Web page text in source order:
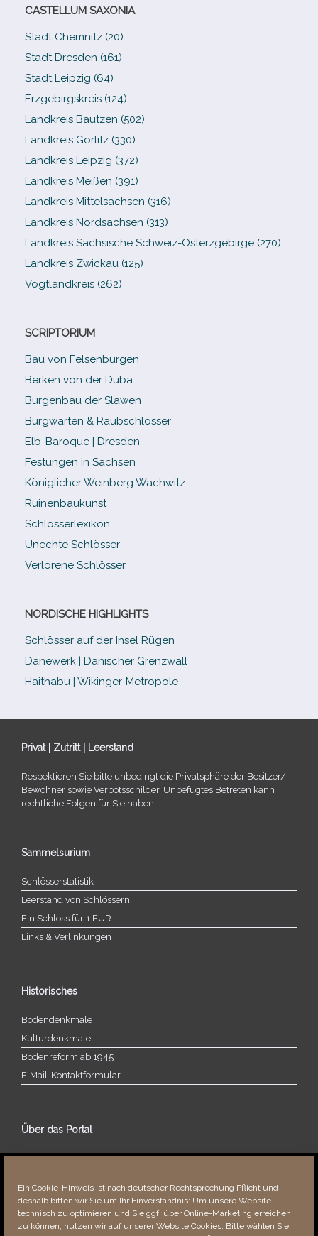
Ein Cookie-Hinweis ist nach deutscher Rechtsprechung Pflicht und
deshalb bitten wir Sie um Ihr Einverständnis: Um unsere Website
technisch zu optimieren und Sie ggf. über Online-Marketing erreichen
zu können, nutzen wir auf unserer Website Cookies. Bitte wählen Sie,
CASTELLUM SAXONIA
Stadt Chemnitz (20)
Stadt Dresden (161)
Stadt Leipzig (64)
Erzgebirgskreis (124)
Landkreis Bautzen (502)
Landkreis Görlitz (330)
Landkreis Leipzig (372)
Landkreis Meißen (391)
Landkreis Mittelsachsen (316)
Landkreis Nordsachsen (313)
Landkreis Sächsische Schweiz-​Osterzgebirge (270)
Landkreis Zwickau (125)
Vogtlandkreis (262)
SCRIPTORIUM
Bau von Felsenburgen
Berken von der Duba
Burgenbau der Slawen
Burgwarten & Raubschlösser
Elb-​Baroque | Dresden
Festungen in Sachsen
Königlicher Weinberg Wachwitz
Ruinenbaukunst
Schlösserlexikon
Unechte Schlösser
Verlorene Schlösser
NORDISCHE HIGHLIGHTS
Schlösser auf der Insel Rügen
Danewerk | Dänischer Grenzwall
Haithabu | Wikinger-Metropole
Privat | Zutritt | Leerstand
Respektieren Sie bitte unbe­dingt die Privatsphäre der Besitzer/​
Bewohner sowie Verbotsschilder. Unbefugtes Betreten kann
recht­li­che Folgen für Sie haben!
Sammelsurium
Schlösserstatistik
Leerstand von Schlössern
Ein Schloss für 1 EUR
Links & Verlinkungen
Historisches
Bodendenkmale
Kulturdenkmale
Bodenreform ab 1945
E‑Mail-​​Kontaktformular
Über das Portal
Über dieses Portal
Fehler bemerkt?